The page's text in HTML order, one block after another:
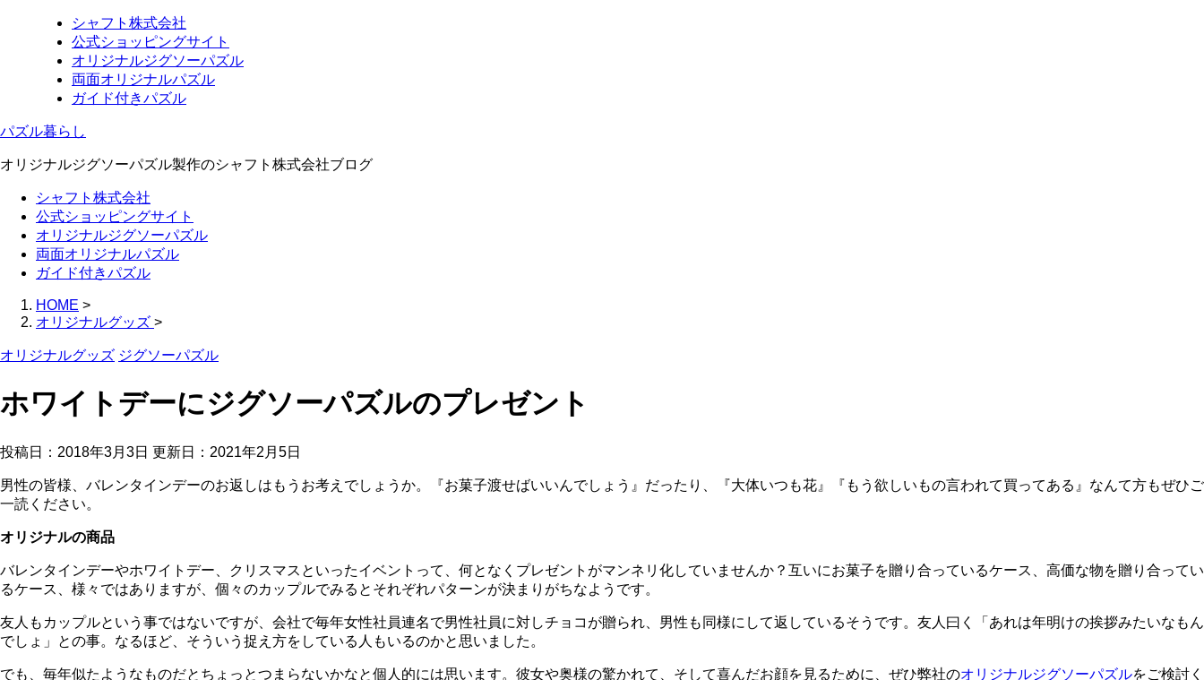
シャフト株式会社
公式ショッピングサイト
オリジナルジグソーパズル
両面オリジナルパズル
ガイド付きパズル
パズル暮らし
オリジナルジグソーパズル製作のシャフト株式会社ブログ
シャフト株式会社
公式ショッピングサイト
オリジナルジグソーパズル
両面オリジナルパズル
ガイド付きパズル
HOME >
オリジナルグッズ >
オリジナルグッズ ジグソーパズル
ホワイトデーにジグソーパズルのプレゼント
投稿日：2018年3月3日 更新日： 2021年2月5日
男性の皆様、バレンタインデーのお返しはもうお考えでしょうか。『お菓子渡せばいいんでしょう』だったり、『大体いつも花』『もう欲しいもの言われて買ってある』なんて方もぜひご
一読ください。
オリジナルの商品
バレンタインデーやホワイトデー、クリスマスといったイベントって、何となくプレゼントがマンネリ化していませんか？互いにお菓子を贈り合っているケース、高価な物を贈り合ってい
るケース、様々ではありますが、個々のカップルでみるとそれぞれパターンが決まりがちなようです。
友人もカップルという事ではないですが、会社で毎年女性社員連名で男性社員に対しチョコが贈られ、男性も同様にして返しているそうです。友人曰く「あれは年明けの挨拶みたいなもん
でしょ」との事。なるほど、そういう捉え方をしている人もいるのかと思いました。
でも、毎年似たようなものだとちょっとつまらないかなと個人的には思います。彼女や奥様の驚かれて、そして喜んだお顔を見るために、ぜひ弊社のオリジナルジグソーパズルをご検討く